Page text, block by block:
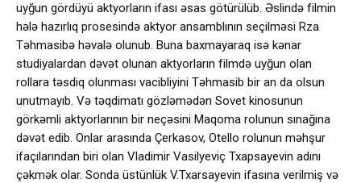
uyğun gördüyü aktyorların ifası əsas götürülüb. Əslində filmin
hələ hazırlıq prosesində aktyor ansamblının seçilməsi Rza
Təhmasibə həvalə olunub. Buna baxmayaraq isə kənar
studiyalardan dəvət olunan aktyorların filmdə uyğun olan
rollara təsdiq olunması vacibliyini Təhmasib bir an da olsun
unutmayıb. Və təqdimatı gözləmədən Sovet kinosunun
görkəmli aktyorlarının bir neçəsini Maqoma rolunun sınağına
dəvət edib. Onlar arasında Çerkasov, Otello rolunun məhşur
ifaçılarından biri olan Vladimir Vasilyeviç Txapsayevin adını
çəkmək olar. Sonda üstünlük V.Txarsayevin ifasına verilmiş və